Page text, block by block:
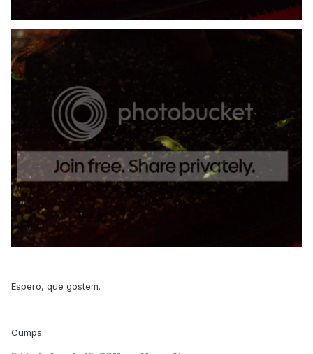
Espero, que gostem.
Cumps.